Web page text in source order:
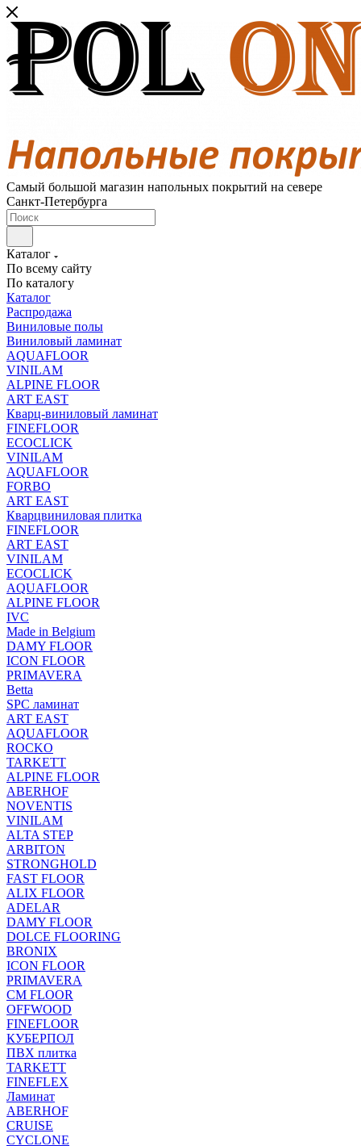
Самый большой магазин напольных покрытий на севере
Санкт-Петербурга
Каталог
По всему сайту
По каталогу
Каталог
Распродажа
Виниловые полы
Виниловый ламинат
AQUAFLOOR
VINILAM
ALPINE FLOOR
ART EAST
Кварц-виниловый ламинат
FINEFLOOR
ECOCLICK
VINILAM
AQUAFLOOR
FORBO
ART EAST
Кварцвиниловая плитка
FINEFLOOR
ART EAST
VINILAM
ECOCLICK
AQUAFLOOR
ALPINE FLOOR
IVC
Made in Belgium
DAMY FLOOR
ICON FLOOR
PRIMAVERA
Betta
SPC ламинат
ART EAST
AQUAFLOOR
ROCKO
TARKETT
ALPINE FLOOR
ABERHOF
NOVENTIS
VINILAM
ALTA STEP
ARBITON
STRONGHOLD
FAST FLOOR
ALIX FLOOR
ADELAR
DAMY FLOOR
DOLCE FLOORING
BRONIX
ICON FLOOR
PRIMAVERA
CM FLOOR
OFFWOOD
FINEFLOOR
КУБЕРПОЛ
ПВХ плитка
TARKETT
FINEFLEX
Ламинат
ABERHOF
CRUISE
CYCLONE